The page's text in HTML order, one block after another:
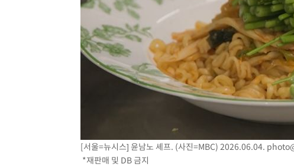
[서울=뉴시스] 윤남노 셰프. (사진=MBC) 2026.06.04.
*재판매 및 DB 금지